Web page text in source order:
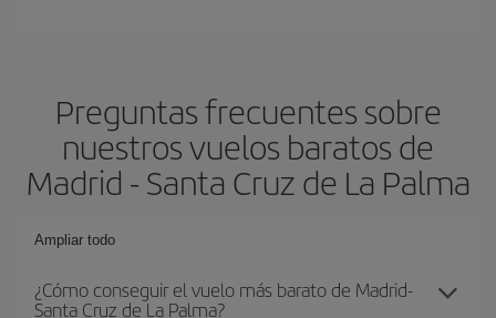
Preguntas frecuentes sobre
nuestros vuelos baratos de
Madrid - Santa Cruz de La Palma
Ampliar todo
¿Cómo conseguir el vuelo más barato de Madrid-
Santa Cruz de La Palma?